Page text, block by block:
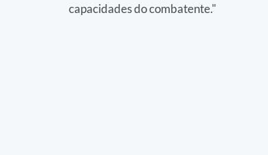
capacidades do combatente."